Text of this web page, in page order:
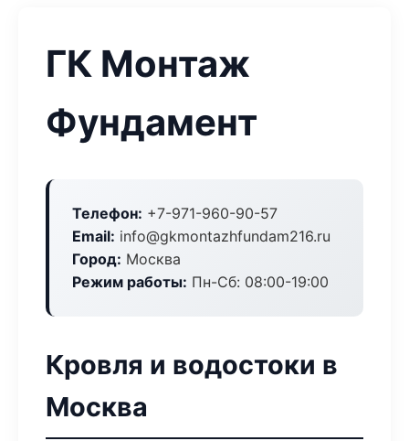
ГК Монтаж
Фундамент
Телефон: +7-971-960-90-57
Email: info@gkmontazhfundam216.ru
Город: Москва
Режим работы: Пн-Сб: 08:00-19:00
Кровля и водостоки в
Москва